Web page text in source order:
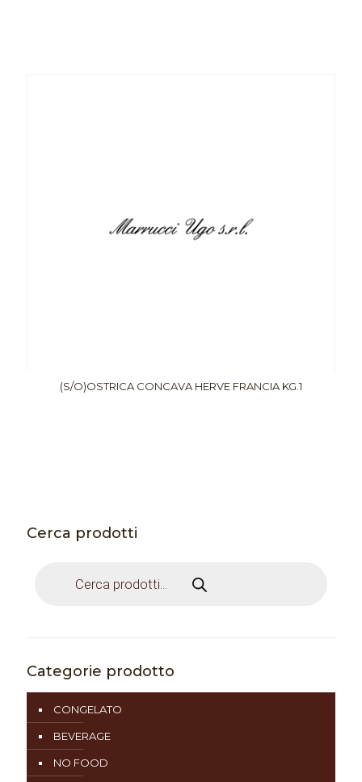
(S/O)OSTRICA CONCAVA HERVE FRANCIA KG.1
Cerca prodotti
Categorie prodotto
CONGELATO
BEVERAGE
NO FOOD